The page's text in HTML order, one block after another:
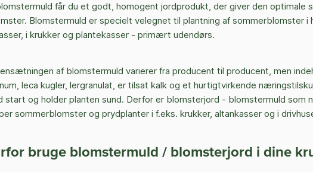
får du et godt, homogent jordprodukt, der giver den optimale
Blomstermuld er specielt velegnet til plantning af sommerblomster i
i krukker og plantekasser - primært udendørs.
af blomstermuld varierer fra producent til producent, men
leca kugler, lergranulat, er tilsat kalk og et hurtigtvirkende
start og holder planten sund. Derfor er blomsterjord - blomstermuld som
sommerblomster og prydplanter i f.eks. krukker, altankasser og i
bruge blomstermuld / blomsterjord i dine